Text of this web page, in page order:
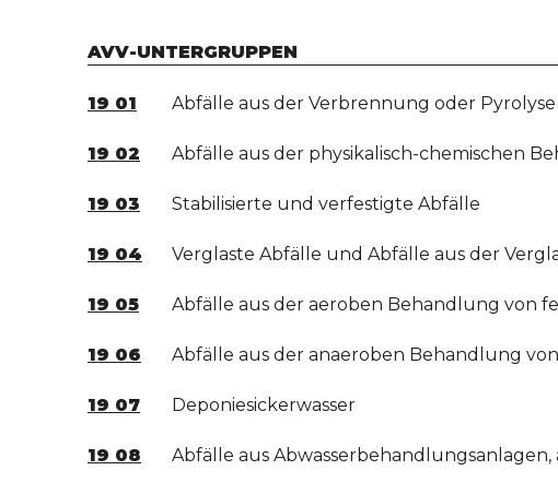
AVV-UNTERGRUPPEN
19 01 Abfälle aus der Verbrennung oder
19 02 Abfälle aus der physikalisch-chemischen
19 03 Stabilisierte und verfestigte Abfälle
19 04 Verglaste Abfälle und Abfälle aus der
19 05 Abfälle aus der aeroben Behandlung von
19 06 Abfälle aus der anaeroben Behandlung
19 07 Deponiesickerwasser
19 08 Abfälle aus